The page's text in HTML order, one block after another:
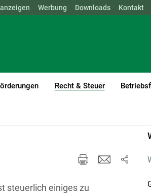
TIROL VBG WIEN
Werbung Downloads Kontakt
Recht & Steuer
(current)1
steuerlich einiges zu